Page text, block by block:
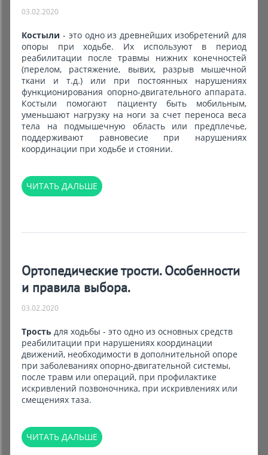
03.02.2020
Костыли - это одно из древнейших изобретений для
опоры при ходьбе. Их используют в период
реабилитации после травмы нижних конечностей
(перелом, растяжение, вывих, разрыв мышечной
ткани и т.д.) или при постоянных нарушениях
функционирования опорно-двигательного аппарата.
Костыли помогают пациенту быть мобильным,
уменьшают нагрузку на ноги за счет переноса веса
тела на подмышечную область или предплечье,
поддерживают равновесие при нарушениях
координации при ходьбе и стоянии.
ЧИТАТЬ ДАЛЬШЕ
Ортопедические трости. Особенности
и правила выбора.
03.02.2020
Трость для ходьбы - это одно из основных средств
реабилитации при нарушениях координации
движений, необходимости в дополнительной опоре
при заболеваниях опорно-двигательной системы,
после травм или операций, при профилактике
искривлений позвоночника, при искривлениях или
смещениях таза.
ЧИТАТЬ ДАЛЬШЕ